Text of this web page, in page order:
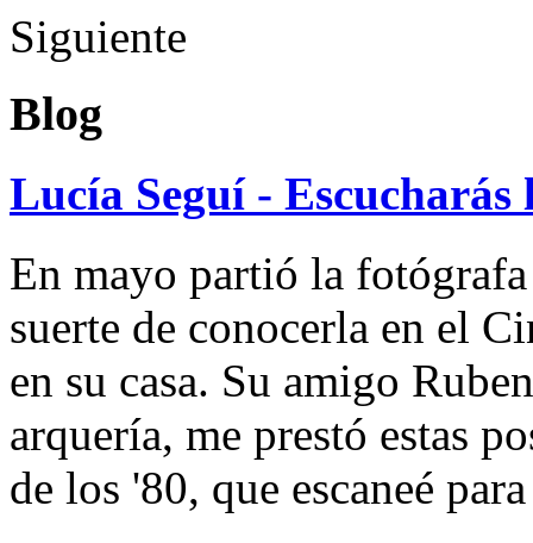
Siguiente
Blog
Lucía Seguí - Escucharás
En mayo partió la
suerte de conocerla en el
en su casa. Su amigo
arquería, me prestó estas
de los '80, que escaneé